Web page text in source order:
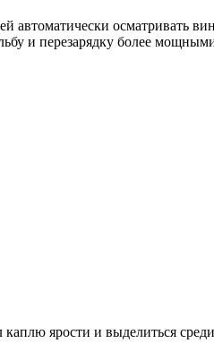
автоматически осматривать
и перезарядку более
ярости и выделиться